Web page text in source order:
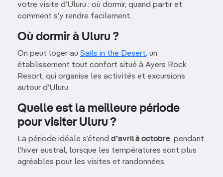
votre visite d’Uluru : où dormir, quand partir et
comment s’y rendre facilement.
Où dormir à Uluru ?
On peut loger au Sails in the Desert, un
établissement tout confort situé à Ayers Rock
Resort, qui organise les activités et excursions
autour d’Uluru.
Quelle est la meilleure période
pour visiter Uluru ?
La période idéale s’étend d’avril à octobre, pendant
l’hiver austral, lorsque les températures sont plus
agréables pour les visites et randonnées.